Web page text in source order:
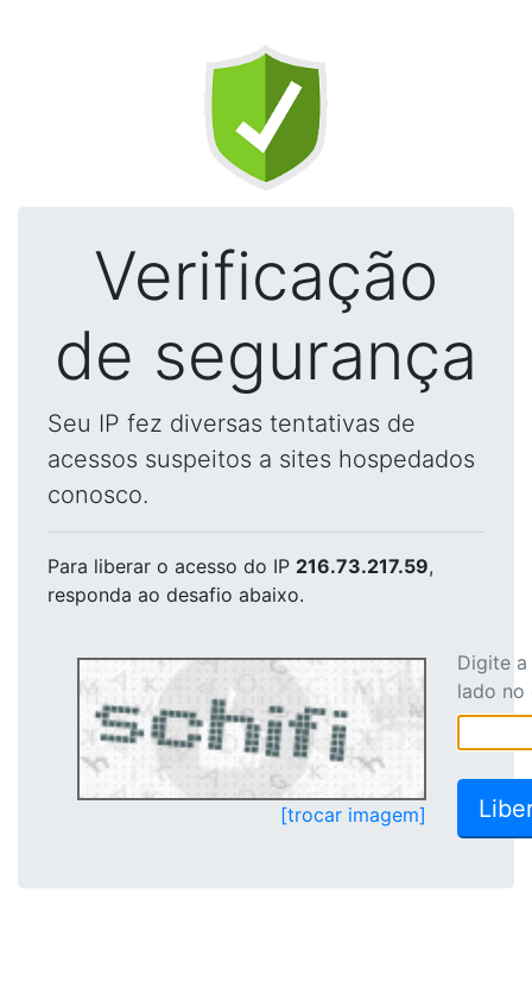
Verificação
de segurança
Seu IP fez diversas tentativas de
acessos suspeitos a sites hospedados
conosco.
Para liberar o acesso do IP 216.73.217.59,
responda ao desafio abaixo.
[trocar imagem]
Digite
lado no